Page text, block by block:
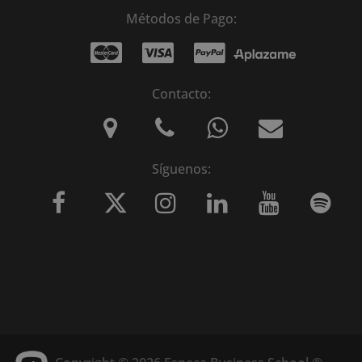
Métodos de Pago:
Contacto:
Síguenos: